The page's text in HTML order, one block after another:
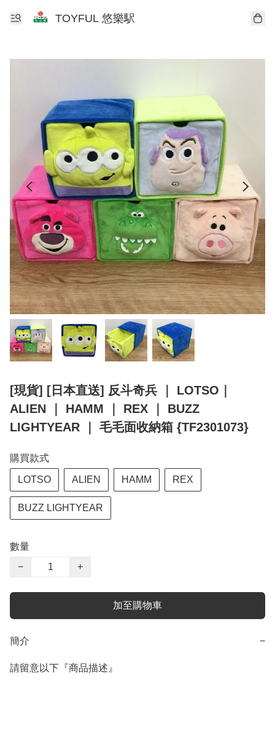
TOYFUL 悠樂駅
[現貨] [日本直送] 反斗奇兵 ｜ LOTSO｜
ALIEN ｜ HAMM ｜ REX ｜ BUZZ
LIGHTYEAR ｜ 毛毛面收納箱 {TF2301073}
購買款式
LOTSO ALIEN HAMM REX
BUZZ LIGHTYEAR
數量
−
+
加至購物車
簡介 −
請留意以下『商品描述』